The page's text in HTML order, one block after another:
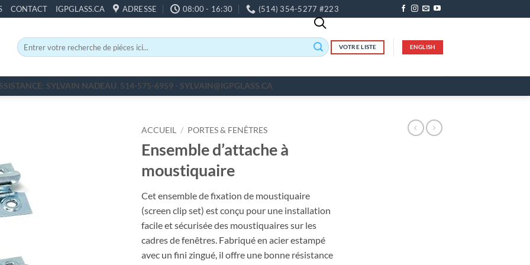
CONTACT IGPGLASS.CA ADRESSE 08:00 - 16:30 (514) 354-5277 #223
Recherche
pour :
VOTRE LISTE ENGLISH
SYLVAIN NADEAU. 514-575-6959 - SYLVAIN@IGPGLASS.CA
ACCUEIL / PORTES & FENÊTRES
Ensemble d’attache à
moustiquaire
Cet ensemble de fixation de moustiquaire
(screen clip set) est conçu pour une installation
facile et sécurisée des moustiquaires sur les
cadres de fenêtres. Fabriqué en acier estampé
avec un fini zingué, il offre une bonne résistance